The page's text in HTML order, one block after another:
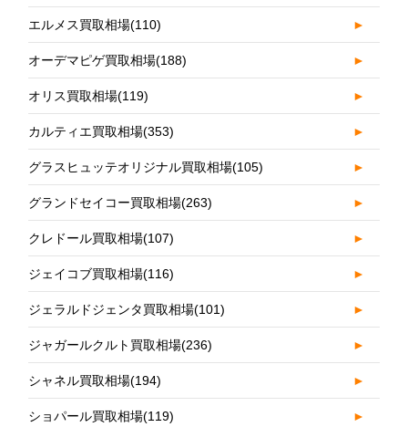
エルメス買取相場(110) ►
オーデマピゲ買取相場(188) ►
オリス買取相場(119) ►
カルティエ買取相場(353) ►
グラスヒュッテオリジナル買取相場(105) ►
グランドセイコー買取相場(263) ►
クレドール買取相場(107) ►
ジェイコブ買取相場(116) ►
ジェラルドジェンタ買取相場(101) ►
ジャガールクルト買取相場(236) ►
シャネル買取相場(194) ►
ショパール買取相場(119) ►